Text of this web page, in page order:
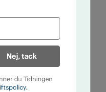
Nej, tack
du Tidningen